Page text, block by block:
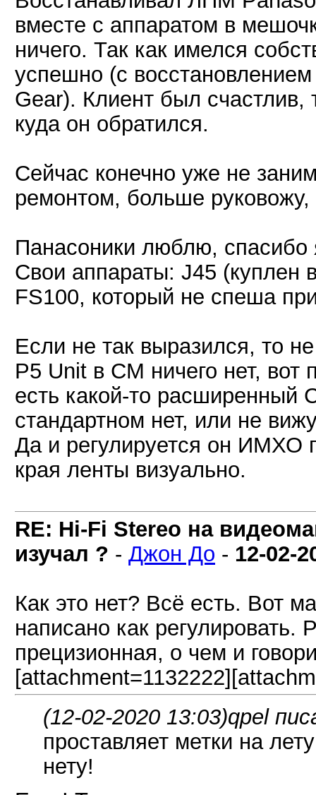
вместе с аппаратом в
ничего. Так как имелся
успешно (с
Gear). Клиент был счастлив,
куда он обратился.
Сейчас конечно уже не
ремонтом, больше
Панасоники люблю,
Свои аппараты: J45 (куплен
FS100, который не спеша
Если не так выразился, то
P5 Unit в СМ ничего нет, вот
есть какой-то расширенный
стандартном нет, или не
Да и регулируется он ИМХО
края ленты визуально.
RE: Hi-Fi Stereo на
изучал ? - Джон До - 12-02-
Как это нет? Всё есть. Вот
написано как регулировать.
прецизионная, о чем и
(12-02-2020 13:03)qpel
проставляет метки на
нету!